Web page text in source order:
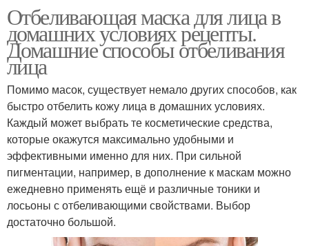
Отбеливающая маска для лица в
домашних условиях рецепты.
Домашние способы отбеливания
лица
Помимо масок, существует немало других способов, как
быстро отбелить кожу лица в домашних условиях.
Каждый может выбрать те косметические средства,
которые окажутся максимально удобными и
эффективными именно для них. При сильной
пигментации, например, в дополнение к маскам можно
ежедневно применять ещё и различные тоники и
лосьоны с отбеливающими свойствами. Выбор
достаточно большой.